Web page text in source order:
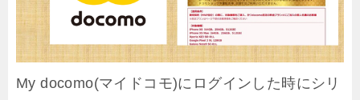
My docomo(マイドコモ)にログインした時にシリ